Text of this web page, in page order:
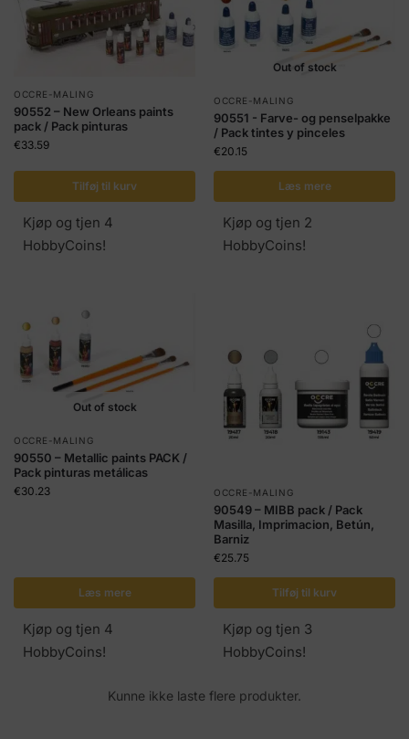
OCCRE-MALING
90552 – New Orleans paints
pack / Pack pinturas
€33.59
Tilføj til kurv
Kjøp og tjen 4
HobbyCoins!
Out of stock
OCCRE-MALING
90551 - Farve- og penselpakke
/ Pack tintes y pinceles
€20.15
Læs mere
Kjøp og tjen 2
HobbyCoins!
Out of stock
OCCRE-MALING
90550 – Metallic paints PACK /
Pack pinturas metálicas
€30.23
Læs mere
Kjøp og tjen 4
HobbyCoins!
OCCRE-MALING
90549 – MIBB pack / Pack
Masilla, Imprimacion, Betún,
Barniz
€25.75
Tilføj til kurv
Kjøp og tjen 3
HobbyCoins!
Kunne ikke laste flere produkter.